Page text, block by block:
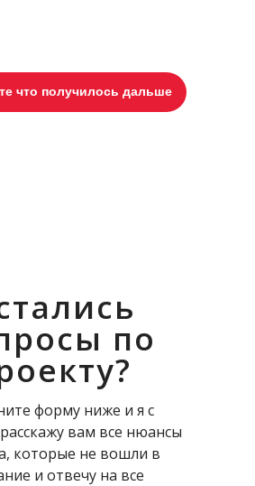
что получилось дальше
по
форму ниже и я с
вам все нюансы
которые не вошли в
и отвечу на все